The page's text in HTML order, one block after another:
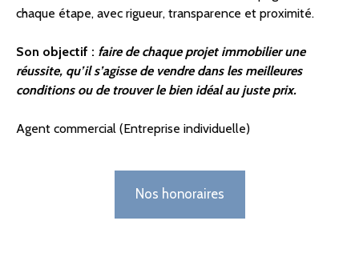
chaque étape, avec rigueur, transparence et proximité.
Son objectif : faire de chaque projet immobilier une
réussite, qu’il s’agisse de vendre dans les meilleures
conditions ou de trouver le bien idéal au juste prix.
Agent commercial (Entreprise individuelle)
Nos honoraires